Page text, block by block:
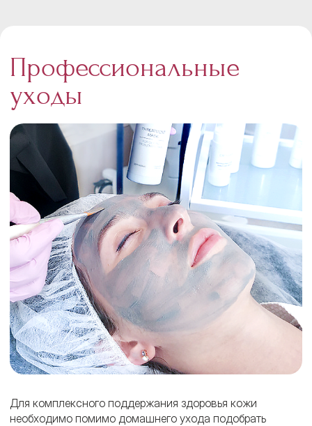
Профессиональные
уходы
Для комплексного поддержания здоровья кожи
необходимо помимо домашнего ухода подобрать